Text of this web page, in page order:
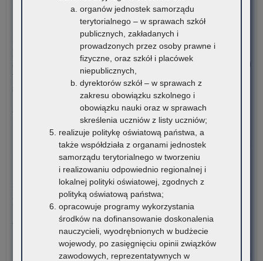
7 sierpnia 2026
Informacja o liczbie wolnych miejsc na semestr pierwszy klas I
publicznych szkół policealnych, branżowych szkół II stopnia i
szkół dla dorosłych (publicznych liceów ogólnokształcących) na
terenie województwa małopolskiego – rekrutacja na rok
szkolny 2026/2027
Załączniki Informacja o liczbie wolnych miejsc na semestr
Czytaj więcej
6 sierpnia 2026
Konkurs stypendialny dla romskich uczniów szkół
ponadpodstawowych oraz studentów romskich
Związek Romów Polskich ogłasza konkurs stypendialny dla
romskich uczniów szkół…
organów jednostek samorządu
terytorialnego – w sprawach szkół
publicznych, zakładanych i
prowadzonych przez osoby prawne i
fizyczne, oraz szkół i placówek
niepublicznych,
dyrektorów szkół – w sprawach z
zakresu obowiązku szkolnego i
obowiązku nauki oraz w sprawach
skreślenia uczniów z listy uczniów;
realizuje politykę oświatową państwa, a
także współdziała z organami jednostek
samorządu terytorialnego w tworzeniu
i realizowaniu odpowiednio regionalnej i
lokalnej polityki oświatowej, zgodnych z
polityką oświatową państwa;
opracowuje programy wykorzystania
środków na dofinansowanie doskonalenia
nauczycieli, wyodrębnionych w budżecie
wojewody, po zasięgnięciu opinii związków
zawodowych, reprezentatywnych w